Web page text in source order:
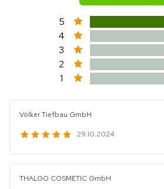
5
4
3
2
1
Völker Tiefbau GmbH
29.10.2024
THALGO COSMETIC GmbH